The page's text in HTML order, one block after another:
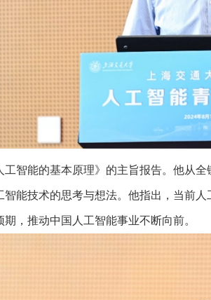
智能的基本原理》的主旨报告。他从
能技术的思考与想法。他指出，当前
，推动中国人工智能事业不断向前。